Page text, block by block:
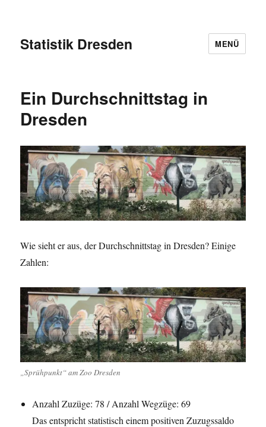
Statistik Dresden MENÜ
Ein Durchschnittstag in
Dresden
Wie sieht er aus, der Durchschnittstag in Dresden? Einige
Zahlen:
„Sprühpunkt“ am Zoo Dresden
Anzahl Zuzüge: 78 / Anzahl Wegzüge: 69
Das entspricht statistisch einem positiven Zuzugssaldo